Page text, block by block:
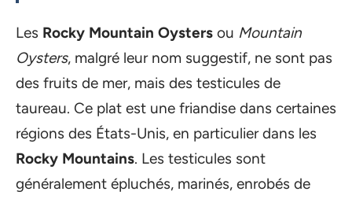
Les Rocky Mountain Oysters ou Mountain
Oysters, malgré leur nom suggestif, ne sont pas
des fruits de mer, mais des testicules de
taureau. Ce plat est une friandise dans certaines
régions des États-Unis, en particulier dans les
Rocky Mountains. Les testicules sont
généralement épluchés, marinés, enrobés de